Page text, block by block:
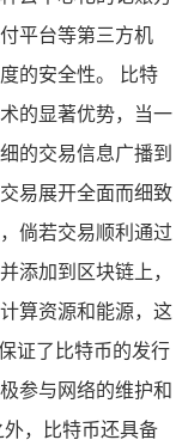
平台等第三方机
的安全性。 比特
的显著优势，当一
的交易信息广播到
易展开全面而细致
倘若交易顺利通过
添加到区块链上，
算资源和能源，这
证了比特币的发行
参与网络的维护和
，比特币还具备